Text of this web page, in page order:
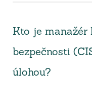
Kto je manažér
bezpečnosti
úlohou?